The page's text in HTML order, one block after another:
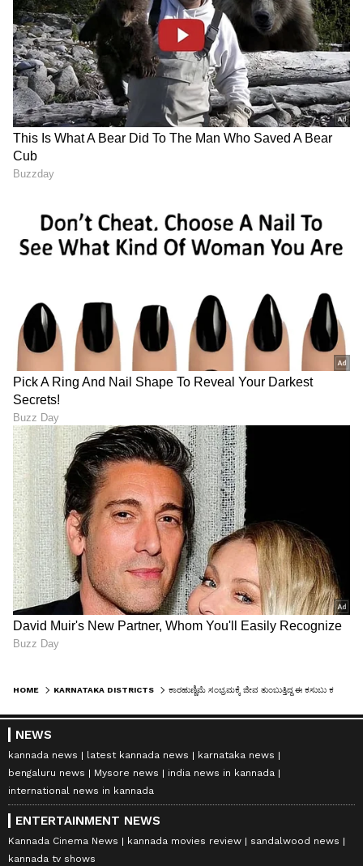
HOME KARNATAKA DISTRICTS
NEWS
kannada news latest kannada news
karnataka news
bengaluru news
Mysore news
india news in kannada
international news in kannada
ENTERTAINMENT NEWS
Kannada Cinema News kannada movies review
sandalwood news
kannada tv shows